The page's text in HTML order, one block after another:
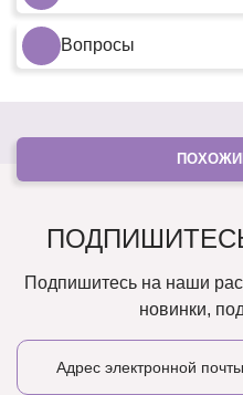
Вопросы
Подпишитесь на наши
новинки,